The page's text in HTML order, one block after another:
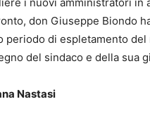
don Giuseppe Biondo
periodo di espletamento
del sindaco e della sua
Nastasi